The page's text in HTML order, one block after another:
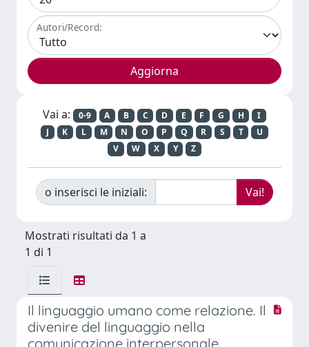
Autori/Record:
Vai a: 0-9 A B C D E F G H
I
J
K L M N O P Q R S T
U
V
W X Y Z
o inserisci le iniziali:
Mostrati risultati da 1 a
1 di 1
Il linguaggio umano come relazione. Il
divenire del linguaggio nella
comunicazione interpersonale.